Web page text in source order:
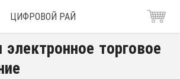
ЦИФРОВОЙ РАЙ
торговое